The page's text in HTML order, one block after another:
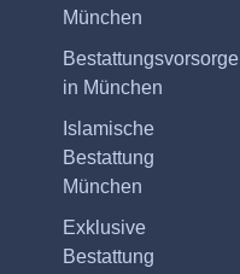
München
Bestattungsvorsorge
in München
Islamische
Bestattung
München
Exklusive
Bestattung